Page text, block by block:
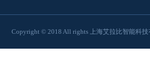
Copyright © 2018 All rights 上海艾拉比智能科